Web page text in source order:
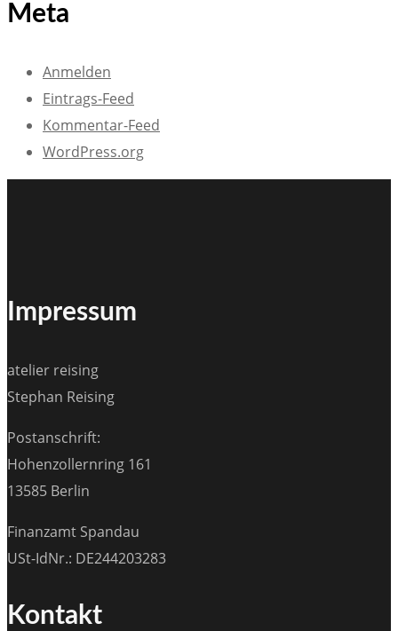
Meta
Anmelden
Eintrags-Feed
Kommentar-Feed
WordPress.org
Impressum
atelier reising
Stephan Reising
Postanschrift:
Hohenzollernring 161
13585 Berlin
Finanzamt Spandau
USt-IdNr.: DE244203283
Kontakt